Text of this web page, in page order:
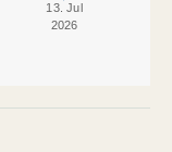
13. Jul
2026